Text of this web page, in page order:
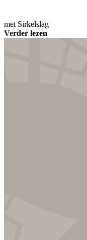
met Sirkelslag
Verder lezen